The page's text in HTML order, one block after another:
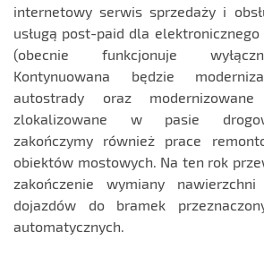
internetowy serwis sprzedaży i
usługą post-paid dla elektronicznego
(obecnie funkcjonuje
Kontynuowana będzie
autostrady oraz
zlokalizowane w pasie
zakończymy również prace
obiektów mostowych. Na ten rok
zakończenie wymiany
dojazdów do bramek
automatycznych.